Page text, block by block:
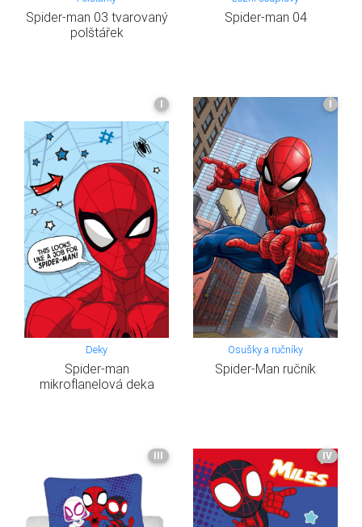
Spider-man 03 tvarovaný
polštářek
Spider-man 04
I
Deky
Spider-man
mikroflanelová deka
I
Osušky a ručníky
Spider-Man ručník
III IV